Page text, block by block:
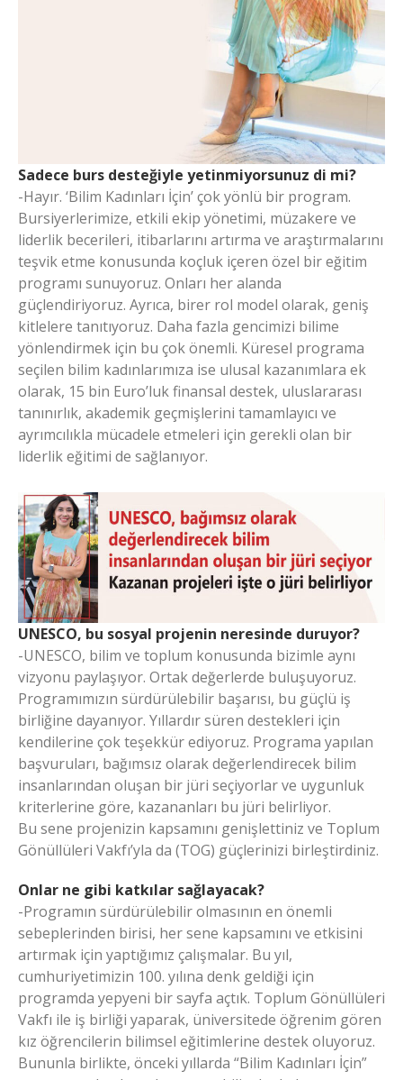
Sadece burs desteğiyle yetinmiyorsunuz di mi?
-Hayır. ‘Bilim Kadınları İçin’ çok yönlü bir program.
Bursiyerlerimize, etkili ekip yönetimi, müzakere ve
liderlik becerileri, itibarlarını artırma ve araştırmalarını
teşvik etme konusunda koçluk içeren özel bir eğitim
programı sunuyoruz. Onları her alanda
güçlendiriyoruz. Ayrıca, birer rol model olarak, geniş
kitlelere tanıtıyoruz. Daha fazla gencimizi bilime
yönlendirmek için bu çok önemli. Küresel programa
seçilen bilim kadınlarımıza ise ulusal kazanımlara ek
olarak, 15 bin Euro’luk finansal destek, uluslararası
tanınırlık, akademik geçmişlerini tamamlayıcı ve
ayrımcılıkla mücadele etmeleri için gerekli olan bir
liderlik eğitimi de sağlanıyor.
UNESCO, bu sosyal projenin neresinde duruyor?
-UNESCO, bilim ve toplum konusunda bizimle aynı
vizyonu paylaşıyor. Ortak değerlerde buluşuyoruz.
Programımızın sürdürülebilir başarısı, bu güçlü iş
birliğine dayanıyor. Yıllardır süren destekleri için
kendilerine çok teşekkür ediyoruz. Programa yapılan
başvuruları, bağımsız olarak değerlendirecek bilim
insanlarından oluşan bir jüri seçiyorlar ve uygunluk
kriterlerine göre, kazananları bu jüri belirliyor.
Bu sene projenizin kapsamını genişlettiniz ve Toplum
Gönüllüleri Vakfı’yla da (TOG) güçlerinizi birleştirdiniz.
Onlar ne gibi katkılar sağlayacak?
-Programın sürdürülebilir olmasının en önemli
sebeplerinden birisi, her sene kapsamını ve etkisini
artırmak için yaptığımız çalışmalar. Bu yıl,
cumhuriyetimizin 100. yılına denk geldiği için
programda yepyeni bir sayfa açtık. Toplum Gönüllüleri
Vakfı ile iş birliği yaparak, üniversitede öğrenim gören
kız öğrencilerin bilimsel eğitimlerine destek oluyoruz.
Bununla birlikte, önceki yıllarda “Bilim Kadınları İçin”